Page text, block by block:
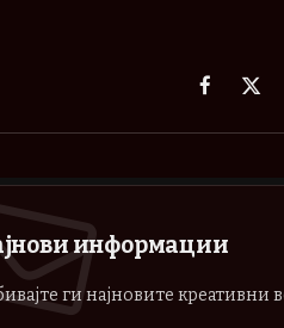
Facebook
X
информации
ги најновите креативни